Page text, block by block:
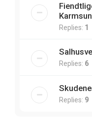
Replies: 1
Replies: 6
Replies: 9